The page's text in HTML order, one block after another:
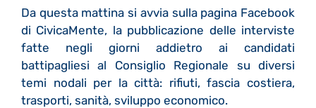
Da questa mattina si avvia sulla pagina Facebook
di CivicaMente, la pubblicazione delle interviste
fatte negli giorni addietro ai candidati
battipagliesi al Consiglio Regionale su diversi
temi nodali per la città: rifiuti, fascia costiera,
trasporti, sanità, sviluppo economico.